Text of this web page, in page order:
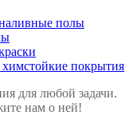
полы
покрытия
для любой задачи.
нам о ней!